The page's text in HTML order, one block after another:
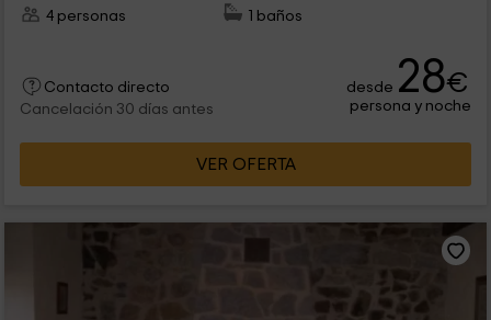
4 personas
1 baños
Contacto directo
Cancelación 30 días antes
desde 28€
persona y noche
VER OFERTA